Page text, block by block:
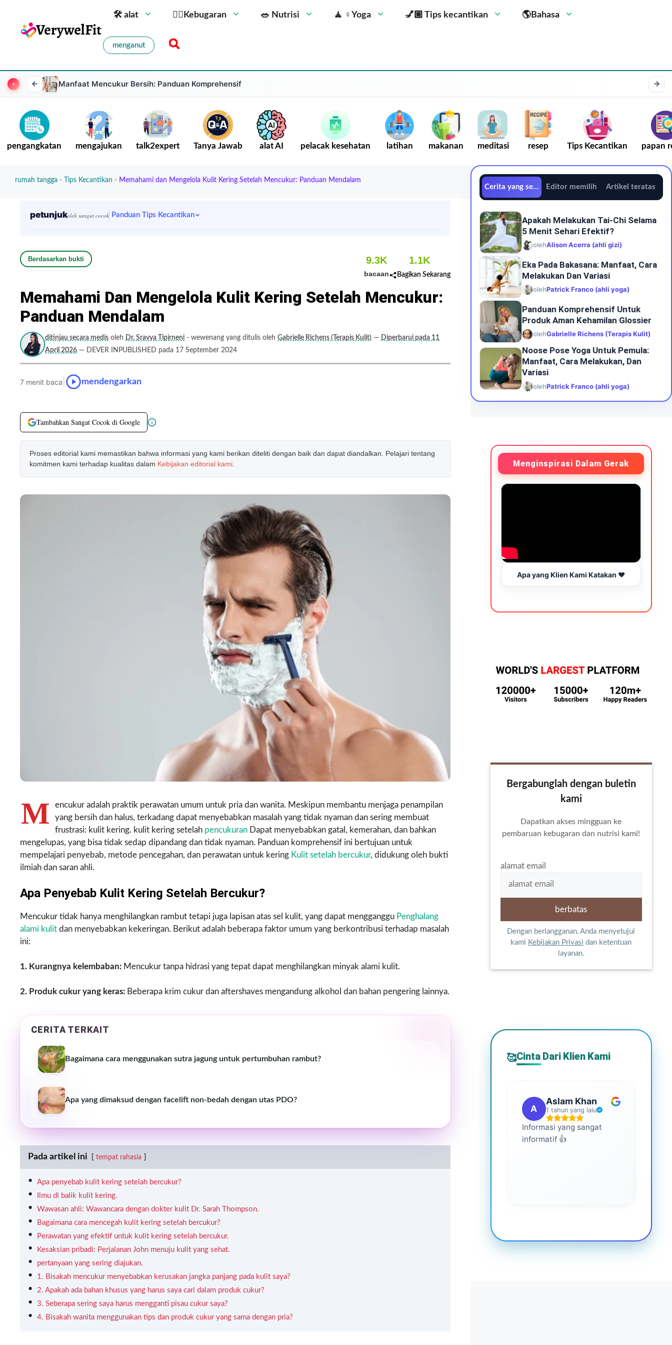
🛠 alat 🏋️‍♀️Kebugaran 🥗 Nutrisi 🧘 ‍♀️Yoga 💅🏼 Tips kecantikan 🌎Bahasa
menganut
Manfaat Mencukur Bersih: Panduan Komprehensif
pengangkatan mengajukan talk2expert Tanya Jawab alat AI pelacak kesehatan latihan makanan meditasi resep Tips Kecantikan papan
rumah tangga - Tips Kecantikan - Memahami dan Mengelola Kulit Kering Setelah Mencukur: Panduan Mendalam
petunjukoleh sangat cocok Panduan Tips Kecantikan
Berdasarkan bukti 9.3K
bacaan
1.1K
Bagikan Sekarang
Memahami Dan Mengelola Kulit Kering Setelah Mencukur:
Panduan Mendalam
ditinjau secara medis oleh Dr. Sravya Tipirneni - wewenang yang ditulis oleh Gabrielle Richens (Terapis Kulit) — Diperbarui pada 11
April 2026 — DEVER INPUBLISHED pada 17 September 2024
7 menit baca mendengarkan
Tambahkan Sangat Cocok di Google
Proses editorial kami memastikan bahwa informasi yang kami berikan diteliti dengan baik dan dapat diandalkan. Pelajari tentang
komitmen kami terhadap kualitas dalam Kebijakan editorial kami
M
encukur adalah praktik perawatan umum untuk pria dan wanita. Meskipun membantu menjaga penampilan
yang bersih dan halus, terkadang dapat menyebabkan masalah yang tidak nyaman dan sering membuat
frustrasi: kulit kering. kulit kering setelah pencukuran Dapat menyebabkan gatal, kemerahan, dan bahkan
mengelupas, yang bisa tidak sedap dipandang dan tidak nyaman. Panduan komprehensif ini bertujuan untuk
mempelajari penyebab, metode pencegahan, dan perawatan untuk kering Kulit setelah bercukur, didukung oleh bukti
ilmiah dan saran ahli.
Apa Penyebab Kulit Kering Setelah Bercukur?
Mencukur tidak hanya menghilangkan rambut tetapi juga lapisan atas sel kulit, yang dapat mengganggu Penghalang
alami kulit dan menyebabkan kekeringan. Berikut adalah beberapa faktor umum yang berkontribusi terhadap masalah
ini:
1. Kurangnya kelembaban: Mencukur tanpa hidrasi yang tepat dapat menghilangkan minyak alami kulit.
2. Produk cukur yang keras: Beberapa krim cukur dan aftershaves mengandung alkohol dan bahan pengering lainnya.
CERITA TERKAIT
Bagaimana cara menggunakan sutra jagung untuk pertumbuhan rambut?
Apa yang dimaksud dengan facelift non-bedah dengan utas PDO?
Pada artikel ini tempat rahasia
Apa penyebab kulit kering setelah bercukur?
Ilmu di balik kulit kering.
Wawasan ahli: Wawancara dengan dokter kulit Dr. Sarah Thompson.
Bagaimana cara mencegah kulit kering setelah bercukur?
Perawatan yang efektif untuk kulit kering setelah bercukur.
Kesaksian pribadi: Perjalanan John menuju kulit yang sehat.
pertanyaan yang sering diajukan.
1. Bisakah mencukur menyebabkan kerusakan jangka panjang pada kulit saya?
2. Apakah ada bahan khusus yang harus saya cari dalam produk cukur?
3. Seberapa sering saya harus mengganti pisau cukur saya?
4. Bisakah wanita menggunakan tips dan produk cukur yang sama dengan pria?
Cerita yang sedang trenEditor memilih Artikel teratas
Apakah Melakukan Tai-Chi Selama
5 Menit Sehari Efektif?
olehAlison Acerra (ahli gizi)
Eka Pada Bakasana: Manfaat, Cara
Melakukan Dan Variasi
olehPatrick Franco (ahli yoga)
Panduan Komprehensif Untuk
Produk Aman Kehamilan Glossier
olehGabrielle Richens (Terapis Kulit)
Noose Pose Yoga Untuk Pemula:
Manfaat, Cara Melakukan, Dan
Variasi
olehPatrick Franco (ahli yoga)
Menginspirasi Dalam Gerak
Apa yang Klien Kami Katakan ❤️
Bergabunglah dengan buletin
kami
Dapatkan akses mingguan ke
pembaruan kebugaran dan nutrisi kami!
alamat email
Dengan berlangganan, Anda menyetujui
kami Kebijakan Privasi dan ketentuan
layanan.
🥰Cinta Dari Klien Kami
A
Aslam Khan
1 tahun yang lalu
Informasi yang sangat
informatif 👍